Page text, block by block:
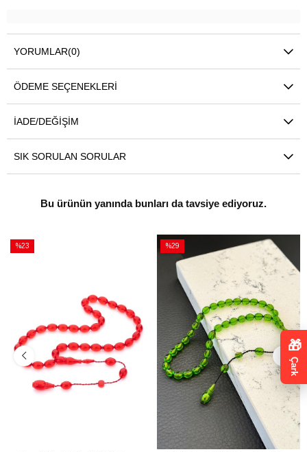
YORUMLAR(0)
ÖDEME SEÇENEKLERI
İADE/DEĞIŞIM
SIK SORULAN SORULAR
Bu ürünün yanında bunları da tavsiye ediyoruz.
%23
%29
İndirim
%29İndirim
🎁
Çark